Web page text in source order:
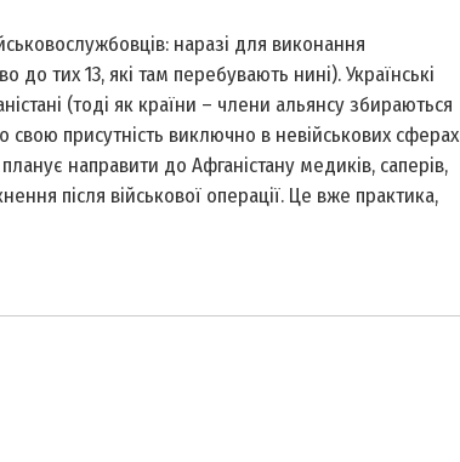
наразі для виконання
до тих 13, які там перебувають нині). Українські
(тоді як країни – члени альянсу збираються
присутність виключно в невійськових сферах
направити до Афганістану медиків, саперів,
після військової операції. Це вже практика,